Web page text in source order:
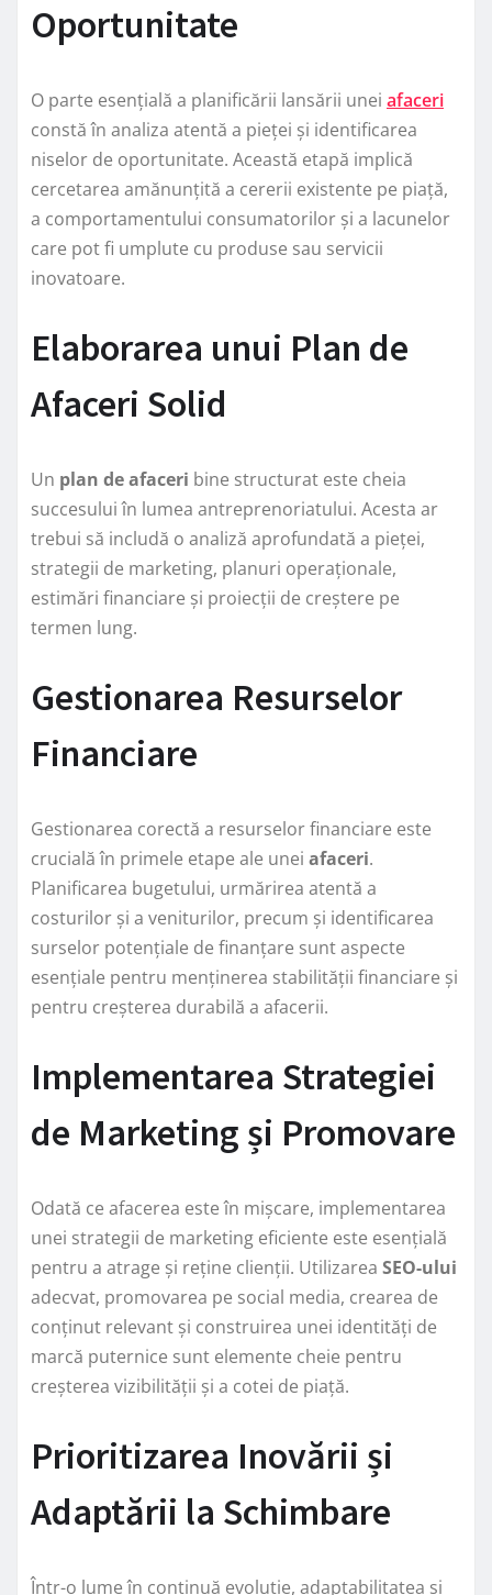
Oportunitate
O parte esențială a planificării lansării unei afaceri
constă în analiza atentă a pieței și identificarea
niselor de oportunitate. Această etapă implică
cercetarea amănunțită a cererii existente pe piață,
a comportamentului consumatorilor și a lacunelor
care pot fi umplute cu produse sau servicii
inovatoare.
Elaborarea unui Plan de
Afaceri Solid
Un plan de afaceri bine structurat este cheia
succesului în lumea antreprenoriatului. Acesta ar
trebui să includă o analiză aprofundată a pieței,
strategii de marketing, planuri operaționale,
estimări financiare și proiecții de creștere pe
termen lung.
Gestionarea Resurselor
Financiare
Gestionarea corectă a resurselor financiare este
crucială în primele etape ale unei afaceri.
Planificarea bugetului, urmărirea atentă a
costurilor și a veniturilor, precum și identificarea
surselor potențiale de finanțare sunt aspecte
esențiale pentru menținerea stabilității financiare și
pentru creșterea durabilă a afacerii.
Implementarea Strategiei
de Marketing și Promovare
Odată ce afacerea este în mișcare, implementarea
unei strategii de marketing eficiente este esențială
pentru a atrage și reține clienții. Utilizarea SEO-ului
adecvat, promovarea pe social media, crearea de
conținut relevant și construirea unei identități de
marcă puternice sunt elemente cheie pentru
creșterea vizibilității și a cotei de piață.
Prioritizarea Inovării și
Adaptării la Schimbare
Într-o lume în continuă evoluție, adaptabilitatea și